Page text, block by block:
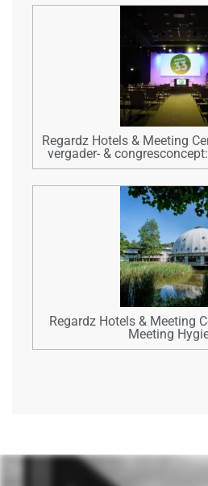
Regardz Hotels & Meeting
vergader- &
Regardz Hotels & Meeting
Meeting